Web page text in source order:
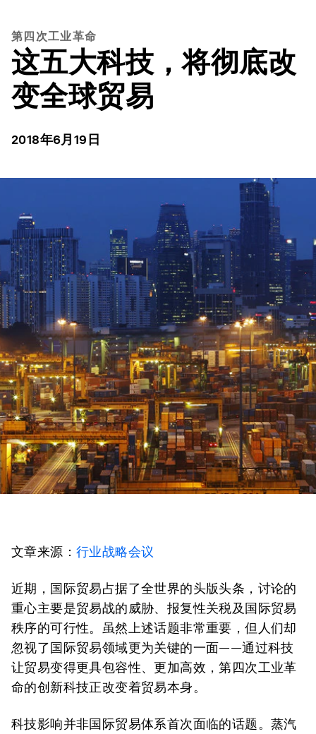
第四次工业革命
这五大科技，将彻底改
变全球贸易
2018年6月19日
文章来源： 行业战略会议
近期，国际贸易占据了全世界的头版头条，讨论的
重心主要是贸易战的威胁、报复性关税及国际贸易
秩序的可行性。虽然上述话题非常重要，但人们却
忽视了国际贸易领域更为关键的一面——通过科技
让贸易变得更具包容性、更加高效，第四次工业革
命的创新科技正改变着贸易本身。
科技影响并非国际贸易体系首次面临的话题。蒸汽